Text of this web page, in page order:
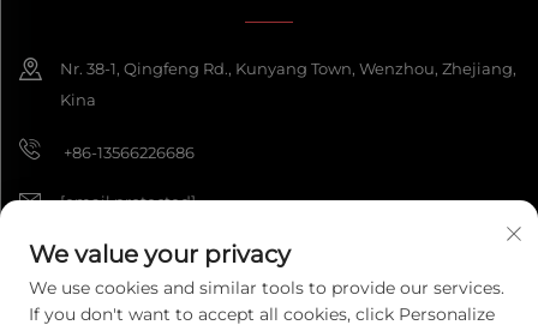
Nr. 38-1, Qingfeng Rd., Kunyang Town, Wenzhou, Zhejiang,
Kina
+86-13566226686
[email protected]
Copyright © 2026 Wenzhou Fengke Crafts Co., Ltd. Alla rättigheter
We value your privacy
We use cookies and similar tools to provide our services.
If you don't want to accept all cookies, click Personalize